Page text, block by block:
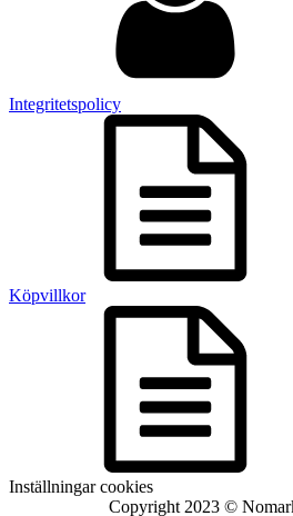
Integritetspolicy
Köpvillkor
Inställningar cookies
Copyright 2023 ©